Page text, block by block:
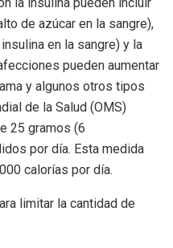
la insulina pueden incluir
de azúcar en la sangre),
en la sangre) y la
pueden aumentar
y algunos otros tipos
de la Salud (OMS)
25 gramos (6
por día. Esta medida
calorías por día.
limitar la cantidad de